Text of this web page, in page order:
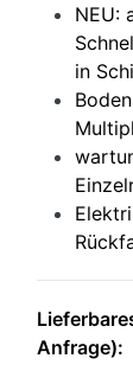
NEU:
in
Anfrage):